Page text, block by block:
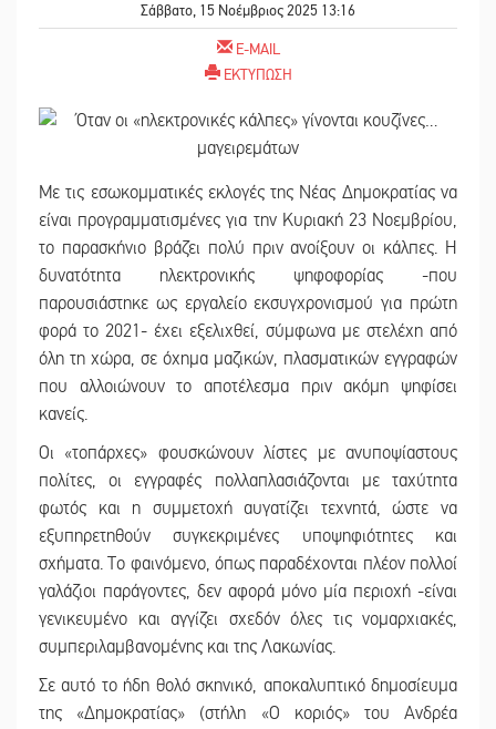
Σάββατο, 15 Νοέμβριος 2025 13:16
E-MAIL
ΕΚΤΥΠΩΣΗ
Με τις εσωκομματικές εκλογές της Νέας Δημοκρατίας να
είναι προγραμματισμένες για την Κυριακή 23 Νοεμβρίου,
το παρασκήνιο βράζει πολύ πριν ανοίξουν οι κάλπες. Η
δυνατότητα ηλεκτρονικής ψηφοφορίας -που
παρουσιάστηκε ως εργαλείο εκσυγχρονισμού για πρώτη
φορά το 2021- έχει εξελιχθεί, σύμφωνα με στελέχη από
όλη τη χώρα, σε όχημα μαζικών, πλασματικών εγγραφών
που αλλοιώνουν το αποτέλεσμα πριν ακόμη ψηφίσει
κανείς.
Οι «τοπάρχες» φουσκώνουν λίστες με ανυποψίαστους
πολίτες, οι εγγραφές πολλαπλασιάζονται με ταχύτητα
φωτός και η συμμετοχή αυγατίζει τεχνητά, ώστε να
εξυπηρετηθούν συγκεκριμένες υποψηφιότητες και
σχήματα. Το φαινόμενο, όπως παραδέχονται πλέον πολλοί
γαλάζιοι παράγοντες, δεν αφορά μόνο μία περιοχή -είναι
γενικευμένο και αγγίζει σχεδόν όλες τις νομαρχιακές,
συμπεριλαμβανομένης και της Λακωνίας.
Σε αυτό το ήδη θολό σκηνικό, αποκαλυπτικό δημοσίευμα
της «Δημοκρατίας» (στήλη «Ο κοριός» του Ανδρέα